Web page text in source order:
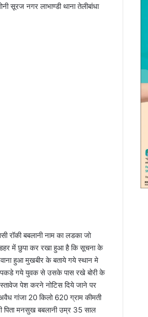
सूरज नगर लाभाण्डी थाना तेलीबांधा
रॉकी बबलानी नाम का लडका जो
में छुपा कर रखा हुआ है कि सूचना के
हुआ मुखबीर के बताये गये स्थान मे
पकडे गये युवक से उसके पास रखे बोरी के
पेश करने नोटिस दिये जाने पर
गांजा 20 किलो 620 ग्राम कीमती
पिता मनसुख बबलानी उम्र 35 साल